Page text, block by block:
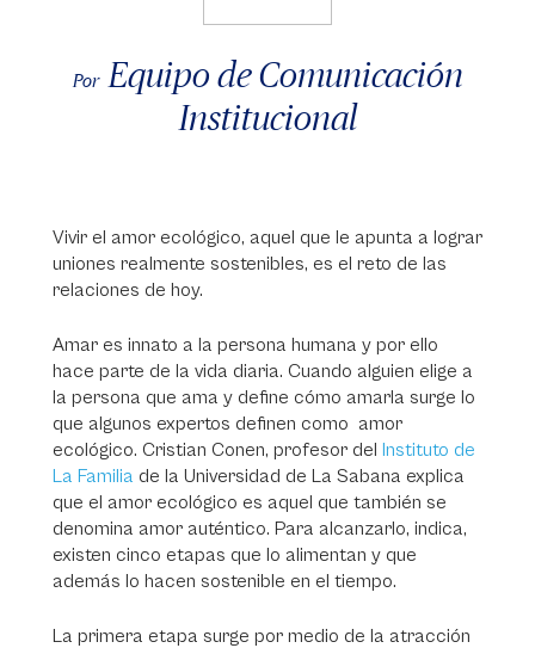
Por Equipo de Comunicación
Institucional
Vivir el amor ecológico, aquel que le apunta a lograr
uniones realmente sostenibles, es el reto de las
relaciones de hoy.
Amar es innato a la persona humana y por ello
hace parte de la vida diaria. Cuando alguien elige a
la persona que ama y define cómo amarla surge lo
que algunos expertos definen como amor
ecológico. Cristian Conen, profesor del Instituto de
La Familia de la Universidad de La Sabana explica
que el amor ecológico es aquel que también se
denomina amor auténtico. Para alcanzarlo, indica,
existen cinco etapas que lo alimentan y que
además lo hacen sostenible en el tiempo.
La primera etapa surge por medio de la atracción